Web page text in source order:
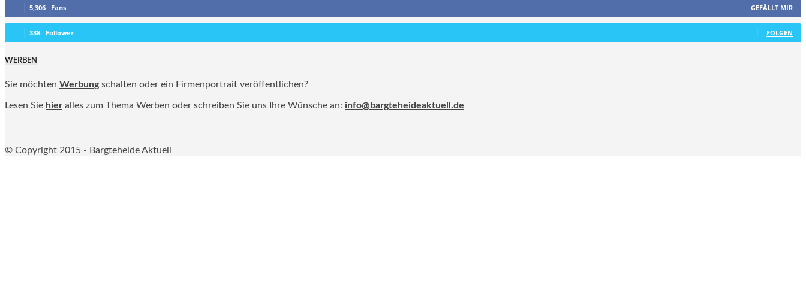
5,306 Fans GEFÄLLT MIR
338 Follower FOLGEN
WERBEN
Sie möchten Werbung schalten oder ein Firmenportrait veröffentlichen?
Lesen Sie hier alles zum Thema Werben oder schreiben Sie uns Ihre Wünsche an: info@bargteheideaktuell.de
© Copyright 2015 - Bargteheide Aktuell